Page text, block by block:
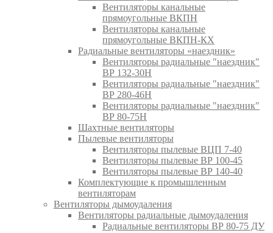
Вентиляторы канальные
прямоугольные ВКПН
Вентиляторы канальные
прямоугольные ВКПН-КХ
Радиальные вентиляторы «наездник»
Вентиляторы радиальные "наездник"
ВР 132-30Н
Вентиляторы радиальные "наездник"
ВР 280-46Н
Вентиляторы радиальные "наездник"
ВР 80-75Н
Шахтные вентиляторы
Пылевые вентиляторы
Вентиляторы пылевые ВЦП 7-40
Вентиляторы пылевые ВР 100-45
Вентиляторы пылевые ВР 140-40
Комплектующие к промышленным
вентиляторам
Вентиляторы дымоудаления
Вентиляторы радиальные дымоудаления
Радиальные вентиляторы ВР 80-75 ДУ